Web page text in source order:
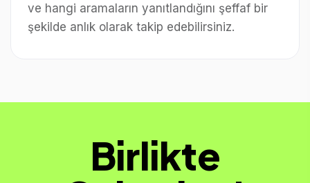
ve hangi aramaların yanıtlandığını şeffaf bir
şekilde anlık olarak takip edebilirsiniz.
Birlikte